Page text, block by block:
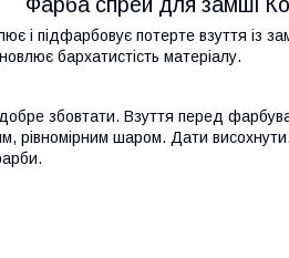
і підфарбовує потерте взуття із
бархатистість матеріалу.
збовтати. Взуття перед
рівномірним шаром. Дати